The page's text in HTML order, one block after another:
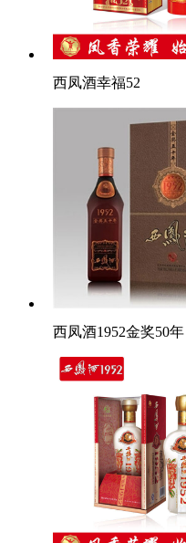
西凤酒幸福52
西凤酒1952金奖50年